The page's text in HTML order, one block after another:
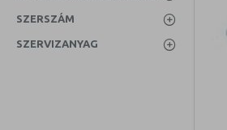
SZERSZÁM
SZERVIZANYAG